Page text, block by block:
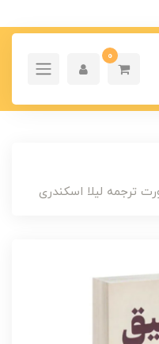
0
ترجمه لیلا اسکندری